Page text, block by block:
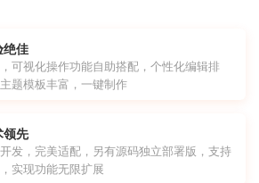
绝佳
可视化操作功能自助搭配，个性化编辑排
题模板丰富，一键制作
领先
发，完美适配，另有源码独立部署版，支持
实现功能无限扩展